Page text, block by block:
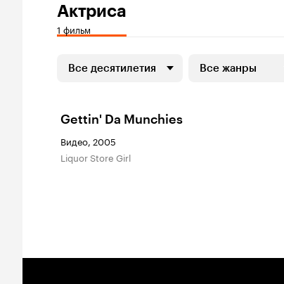
Актриса
1 фильм
Все десятилетия Все жанры
Gettin' Da Munchies
Видео, 2005
Liquor Store Girl